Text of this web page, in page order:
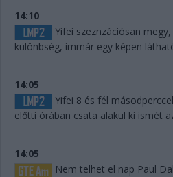
14:10
Yifei szeznzációsan
különbség, immár egy képen
14:05
Yifei 8 és fél
előtti órában csata alakul ki ismét
14:05
Nem telhet el nap Paul